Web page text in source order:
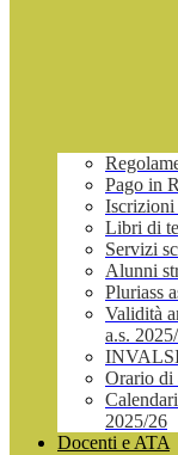
Pago in
Iscrizioni
Libri di
Servizi
Alunni
Pluriass
Validità
a.s.
Orario di
2025/26
Docenti e ATA